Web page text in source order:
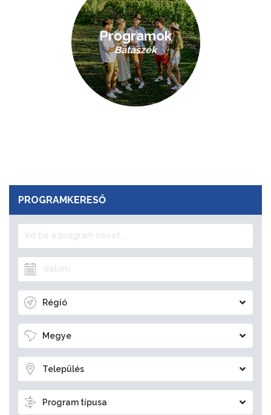
Programok
Bátaszék
PROGRAMKERESŐ
Régió
Megye
Település
Program típusa